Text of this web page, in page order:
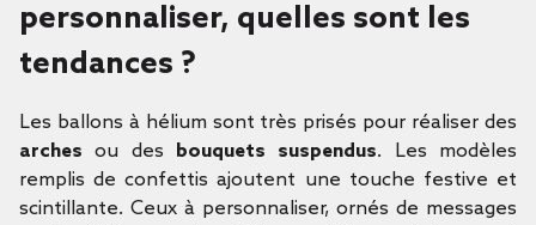
personnaliser, quelles sont les
tendances ?
Les ballons à hélium sont très prisés pour réaliser des
arches ou des bouquets suspendus. Les modèles
remplis de confettis ajoutent une touche festive et
scintillante. Ceux à personnaliser, ornés de messages